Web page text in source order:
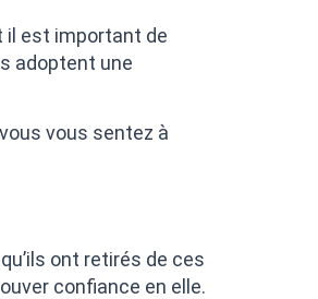
il est important de
adoptent une
vous sentez à
ont retirés de ces
confiance en elle.